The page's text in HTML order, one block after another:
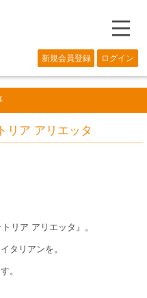
―
新規会員登録 ログイン
リア アリエッタ
リア アリエッタ』。
タリアンを。
。